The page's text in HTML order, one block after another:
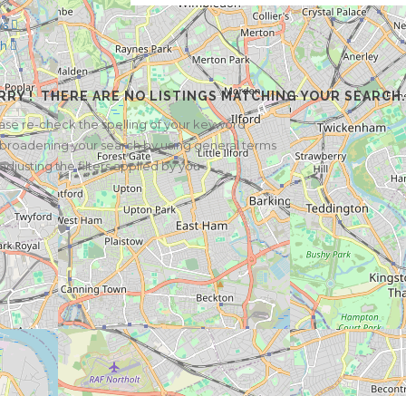
!THERE ARE NO LISTINGS MATCHING YOUR SEARCH.
re-check the spelling of your keyword
your search by using general terms
the filters applied by you